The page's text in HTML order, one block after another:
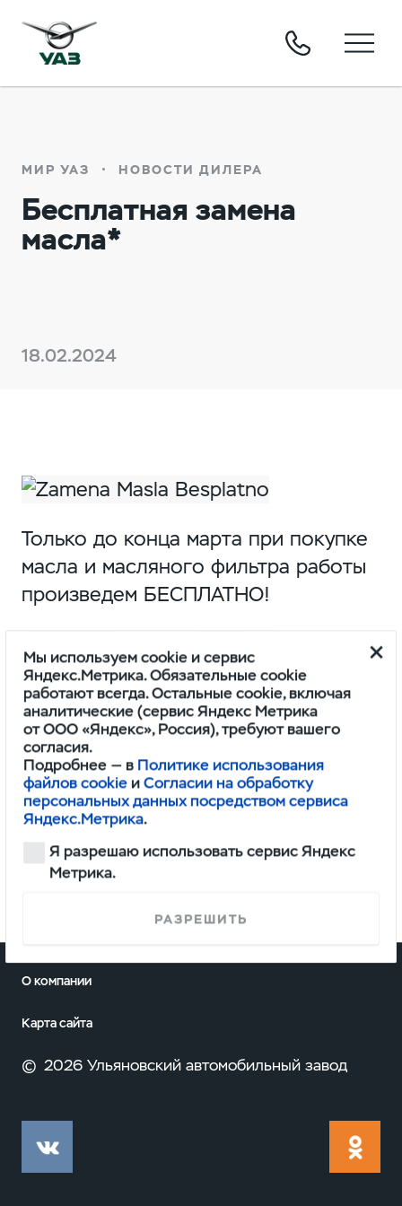
МИР УАЗ НОВОСТИ ДИЛЕРА
Бесплатная замена
масла*
18.02.2024
Только до конца марта при покупке
масла и масляного фильтра работы
произведем БЕСПЛАТНО!
у администраторов сервиса.
УАЗ Центр
г. Новосибирск, ул. Б. Хмельницкого,
128
Записаться на удобное время можно
по телефону:
О компании
Карта сайта
© 2026 Ульяновский автомобильный завод
Мы используем cookie и сервис
Яндекс.Метрика. Обязательные cookie
работают всегда. Остальные cookie, включая
аналитические (сервис Яндекс Метрика
от ООО «Яндекс», Россия), требуют вашего
согласия.
Подробнее — в Политике использования
файлов cookie иСогласии на обработку
персональных данных посредством сервиса
Яндекс.Метрика.
Я разрешаю использовать сервис Яндекс
Метрика.
РАЗРЕШИТЬ